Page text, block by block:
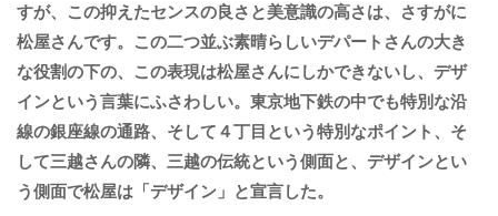
すが、この抑えたセンスの良さと美意識の高さは、さすがに
松屋さんです。この二つ並ぶ素晴らしいデパートさんの大き
な役割の下の、この表現は松屋さんにしかできないし、デザ
インという言葉にふさわしい。東京地下鉄の中でも特別な沿
線の銀座線の通路、そして４丁目という特別なポイント、そ
して三越さんの隣、三越の伝統という側面と、デザインとい
う側面で松屋は「デザイン」と宣言した。